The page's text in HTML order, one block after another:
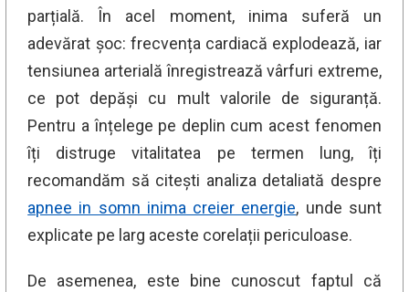
parțială. În acel moment, inima suferă un
adevărat șoc: frecvența cardiacă explodează, iar
tensiunea arterială înregistrează vârfuri extreme,
ce pot depăși cu mult valorile de siguranță.
Pentru a înțelege pe deplin cum acest fenomen
îți distruge vitalitatea pe termen lung, îți
recomandăm să citești analiza detaliată despre
apnee in somn inima creier energie, unde sunt
explicate pe larg aceste corelații periculoase.
De asemenea, este bine cunoscut faptul că